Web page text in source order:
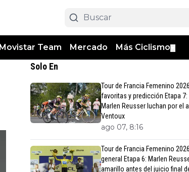
Movistar Team Mercado Más Ciclismo
Solo En
Tour de Francia Femenino
favoritas y predicción Etapa
Marlen Reusser luchan por el
Ventoux
ago 07, 8:16
Tour de Francia Femenino
general Etapa 6: Marlen
amarillo antes del juicio final